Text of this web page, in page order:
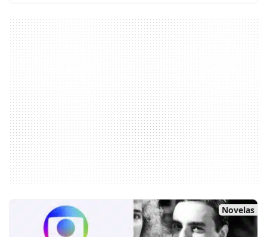
Novelas